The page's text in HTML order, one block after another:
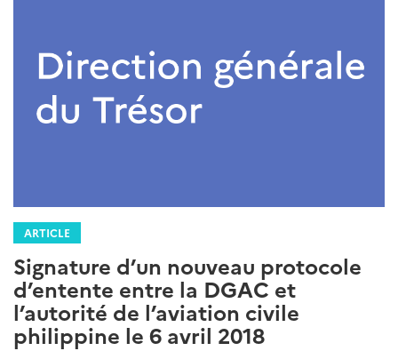
ARTICLE
Signature d’un nouveau protocole
d’entente entre la DGAC et
l’autorité de l’aviation civile
philippine le 6 avril 2018